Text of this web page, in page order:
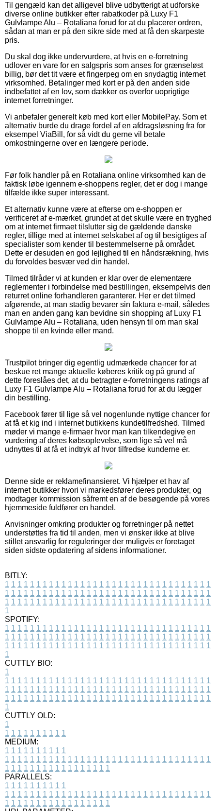
Til gengæld kan det alligevel blive udbytterigt at udforske
diverse online butikker efter rabatkoder på Luxy F1
Gulvlampe Alu – Rotaliana forud for at du placerer ordren,
sådan at man er på den sikre side med at få den skarpeste
pris.
Du skal dog ikke undervurdere, at hvis en e-forretning
udlover en vare for en salgspris som anses for grænseløst
billig, bør det tit være et fingerpeg om en snydagtig internet
virksomhed. Betalinger med kort er på den anden side
indbefattet af en lov, som dækker os overfor uoprigtige
internet forretninger.
Vi anbefaler generelt køb med kort eller MobilePay. Som et
alternativ burde du drage fordel af en afdragsløsning fra for
eksempel ViaBill, for så vidt du gerne vil betale
omkostningerne over en længere periode.
Før folk handler på en Rotaliana online virksomhed kan de
faktisk løbe igennem e-shoppens regler, det er dog i mange
tilfælde ikke super interessant.
Et alternativ kunne være at efterse om e-shoppen er
verificeret af e-mærket, grundet at det skulle være en tryghed
om at internet firmaet tilslutter sig de gældende danske
regler, tillige med at internet selskabet af og til besigtiges af
specialister som kender til bestemmelserne på området.
Dette er desuden en god lejlighed til en håndsrækning, hvis
du forvoldes besvær ved din handel.
Tilmed tilråder vi at kunden er klar over de elementære
reglementer i forbindelse med bestillingen, eksempelvis den
returret online forhandleren garanterer. Her er det tilmed
afgørende, at man stadig bevarer sin faktura e-mail, således
man en anden gang kan bevidne sin shopping af Luxy F1
Gulvlampe Alu – Rotaliana, uden hensyn til om man skal
shoppe til en kvinde eller mand.
Trustpilot bringer dig egentlig udmærkede chancer for at
beskue ret mange aktuelle køberes kritik og på grund af
dette foreslåes det, at du betragter e-forretningens ratings af
Luxy F1 Gulvlampe Alu – Rotaliana forud for at du lægger
din bestilling.
Facebook fører til lige så vel nogenlunde nyttige chancer for
at få et kig ind i internet butikkens kundetilfredshed. Tilmed
møder vi mange e-firmaer hvor man kan tilkendegive en
vurdering af deres købsoplevelse, som lige så vel må
udnyttes til at få et indtryk af hvor tilfredse kunderne er.
Denne side er reklamefinansieret. Vi hjælper et hav af
internet butikker hvori vi markedsfører deres produkter, og
modtager kommission såfremt en af de besøgende på vores
hjemmeside fuldfører en handel.
Anvisninger omkring produkter og forretninger på nettet
understøttes fra tid til anden, men vi ønsker ikke at blive
stillet ansvarlig for reguleringer der muligvis er foretaget
siden sidste opdatering af sidens informationer.
BITLY:
1 1 1 1 1 1 1 1 1 1 1 1 1 1 1 1 1 1 1 1 1 1 1 1 1 1 1 1 1 1 1 1 1
1 1 1 1 1 1 1 1 1 1 1 1 1 1 1 1 1 1 1 1 1 1 1 1 1 1 1 1 1 1 1 1 1
1 1 1 1 1 1 1 1 1 1 1 1 1 1 1 1 1 1 1 1 1 1 1 1 1 1 1 1 1 1 1 1 1
1
SPOTIFY:
1 1 1 1 1 1 1 1 1 1 1 1 1 1 1 1 1 1 1 1 1 1 1 1 1 1 1 1 1 1 1 1 1
1 1 1 1 1 1 1 1 1 1 1 1 1 1 1 1 1 1 1 1 1 1 1 1 1 1 1 1 1 1 1 1 1
1 1 1 1 1 1 1 1 1 1 1 1 1 1 1 1 1 1 1 1 1 1 1 1 1 1 1 1 1 1 1 1 1
1
CUTTLY BIO:
1
1 1 1 1 1 1 1 1 1 1 1 1 1 1 1 1 1 1 1 1 1 1 1 1 1 1 1 1 1 1 1 1 1
1 1 1 1 1 1 1 1 1 1 1 1 1 1 1 1 1 1 1 1 1 1 1 1 1 1 1 1 1 1 1 1 1
1 1 1 1 1 1 1 1 1 1 1 1 1 1 1 1 1 1 1 1 1 1 1 1 1 1 1 1 1 1 1 1 1
1
CUTTLY OLD:
1
1 1 1 1 1 1 1 1 1 1
MEDIUM:
1 1 1 1 1 1 1 1 1 1
1 1 1 1 1 1 1 1 1 1 1 1 1 1 1 1 1 1 1 1 1 1 1 1 1 1 1 1 1 1 1 1 1
1 1 1 1 1 1 1 1 1 1 1 1 1 1 1 1 1
PARALLELS:
1 1 1 1 1 1 1 1 1 1
1 1 1 1 1 1 1 1 1 1 1 1 1 1 1 1 1 1 1 1 1 1 1 1 1 1 1 1 1 1 1 1 1
1 1 1 1 1 1 1 1 1 1 1 1 1 1 1 1 1